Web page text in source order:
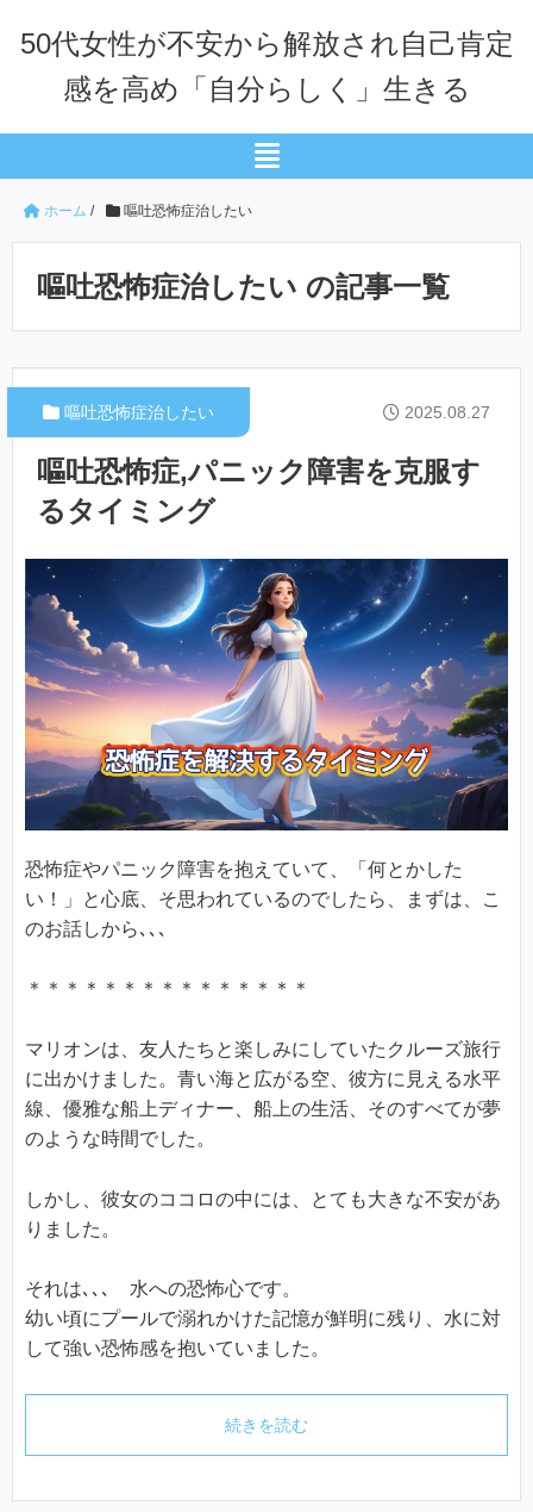
50代女性が不安から解放され自己肯定
感を高め「自分らしく」生きる
ホーム / 嘔吐恐怖症治したい
嘔吐恐怖症治したい の記事一覧
2025.08.27
嘔吐恐怖症治したい
嘔吐恐怖症,パニック障害を克服す
るタイミング
恐怖症やパニック障害を抱えていて、「何とかした
い！」と心底、そ思われているのでしたら、まずは、こ
のお話しから､､､
＊＊＊＊＊＊＊＊＊＊＊＊＊＊＊
マリオンは、友人たちと楽しみにしていたクルーズ旅行
に出かけました。青い海と広がる空、彼方に見える水平
線、優雅な船上ディナー、船上の生活、そのすべてが夢
のような時間でした。
しかし、彼女のココロの中には、とても大きな不安があ
りました。
それは､､､ 水への恐怖心です。
幼い頃にプールで溺れかけた記憶が鮮明に残り、水に対
して強い恐怖感を抱いていました。
続きを読む